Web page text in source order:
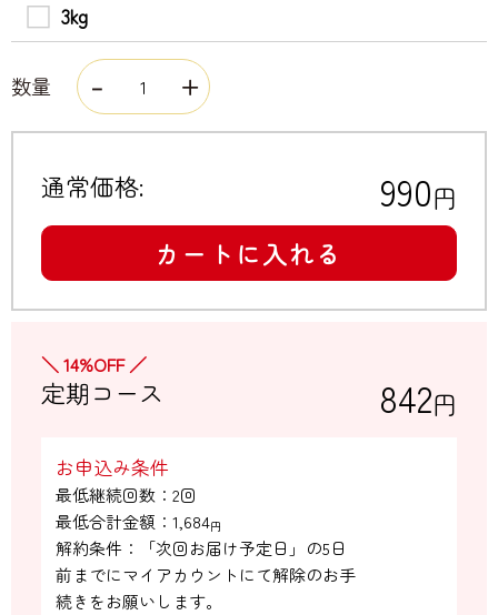
3kg
数量
通常価格: 990円
カートに入れる
＼ 14%OFF ／
定期コース 842円
お申込み条件
最低継続回数：2回
最低合計金額： 1,684円
解約条件：「次回お届け予定日」の5日
前までにマイアカウントにて解除のお手
続きをお願いします。